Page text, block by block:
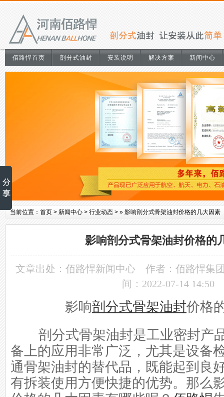
佰路悍首页 剖分式油封 安装说明 解决方案 新闻中心
当前位置： 首页 > 新闻中心 > 行业动态 > » 影响剖分式骨架油封价格的几大因素
影响剖分式骨架油封价格的
文章出处： 佰路悍新闻中心
作者：佰路悍集
间：2022-07-14 14:50
影响剖分式骨架油封价格
剖分式骨架油封是工业密封产
备上的应用非常广泛，尤其是设备
通骨架油封的替代品，既能起到良
有拆装使用方便快捷的优势。那么